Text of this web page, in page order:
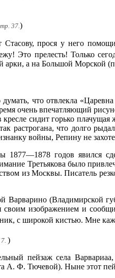
37.)
прося у него
Это прелесть! Только
арки, а на Большой Морской
что отвлекла
очень впечатляющий
кресле сидит горько
растрогана, что долго
войны, Репину не
1877—1878 годов явился
Третьякова было
из Москвы. Писатель
(Владимирской
своим изображением и
с широкой кистью. Мне
)
пейзаж села
А. Ф. Тючевой). Ныне этот